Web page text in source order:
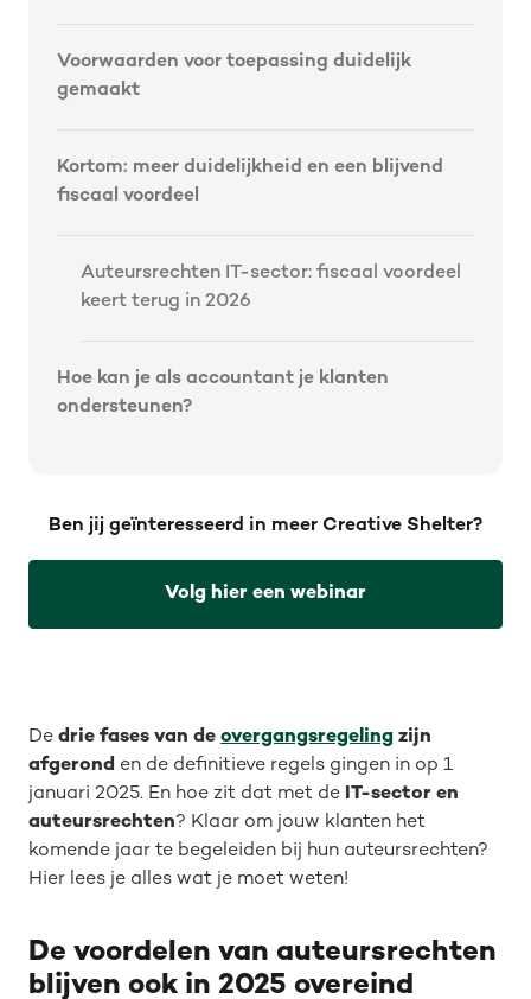
De drie fases van de overgangsregeling zijn
afgerond en de definitieve regels gingen in op 1
januari 2025. En hoe zit dat met de IT-sector en
auteursrechten? Klaar om jouw klanten het
komende jaar te begeleiden bij hun auteursrechten?
Hier lees je alles wat je moet weten!
De voordelen van auteursrechten
blijven ook in 2025 overeind
Voorwaarden voor toepassing duidelijk
gemaakt
Kortom: meer duidelijkheid en een blijvend
fiscaal voordeel
Auteursrechten IT-sector: fiscaal voordeel
keert terug in 2026
Hoe kan je als accountant je klanten
ondersteunen?
Ben jij geïnteresseerd in meer Creative Shelter?
Volg hier een webinar